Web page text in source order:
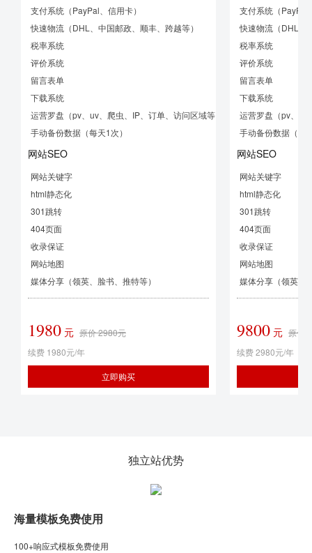
支付系统（PayPal、信用卡）
快速物流（DHL、中国邮政、顺丰、跨越等）
税率系统
评价系统
留言表单
下载系统
运营罗盘（pv、uv、爬虫、IP、订单、访问区域等）
手动备份数据（每天1次）
网站SEO
网站关键字
html静态化
301跳转
404页面
收录保证
网站地图
媒体分享（领英、脸书、推特等）
1980 元 原价 2980元
续费 1980元/年
立即购买
支付系统（PayPal
快速物流（DHL、
税率系统
评价系统
留言表单
下载系统
运营罗盘（pv、uv
手动备份数据（每
网站SEO
网站关键字
html静态化
301跳转
404页面
收录保证
网站地图
媒体分享（领英、
9800 元 原价
续费2980元/年
独立站优势
海量模板免费使用
100+响应式模板免费使用